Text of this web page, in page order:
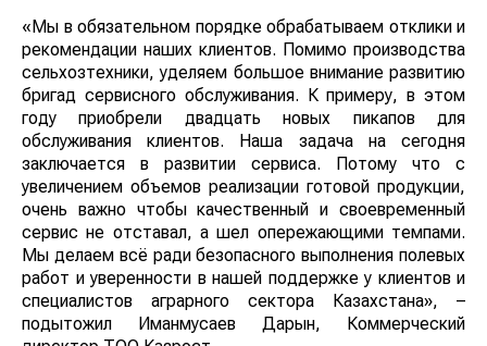
«Мы в обязательном порядке обрабатываем отклики и
рекомендации наших клиентов. Помимо производства
сельхозтехники, уделяем большое внимание развитию
бригад сервисного обслуживания. К примеру, в этом
году приобрели двадцать новых пикапов для
обслуживания клиентов. Наша задача на сегодня
заключается в развитии сервиса. Потому что с
увеличением объемов реализации готовой продукции,
очень важно чтобы качественный и своевременный
сервис не отставал, а шел опережающими темпами.
Мы делаем всё ради безопасного выполнения полевых
работ и уверенности в нашей поддержке у клиентов и
специалистов аграрного сектора Казахстана», –
подытожил Иманмусаев Дарын, Коммерческий